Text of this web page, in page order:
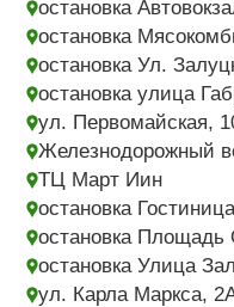
Железнодорожный
ТЦ Март Иин
остановка
остановка
остановка
остановка Площадь
остановка Ул.
остановка Улица
остановка улица
ул. Карла Маркса,
ул. Первомайская,